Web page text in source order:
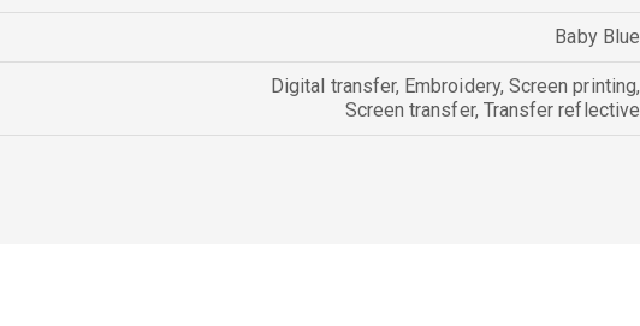
Baby Blue
Digital transfer, Embroidery, Screen printing,
Screen transfer, Transfer reflective